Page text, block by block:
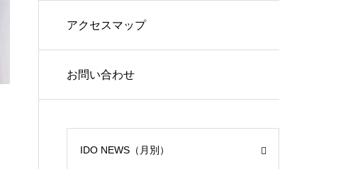
アクセスマップ
お問い合わせ
IDO NEWS（月別）